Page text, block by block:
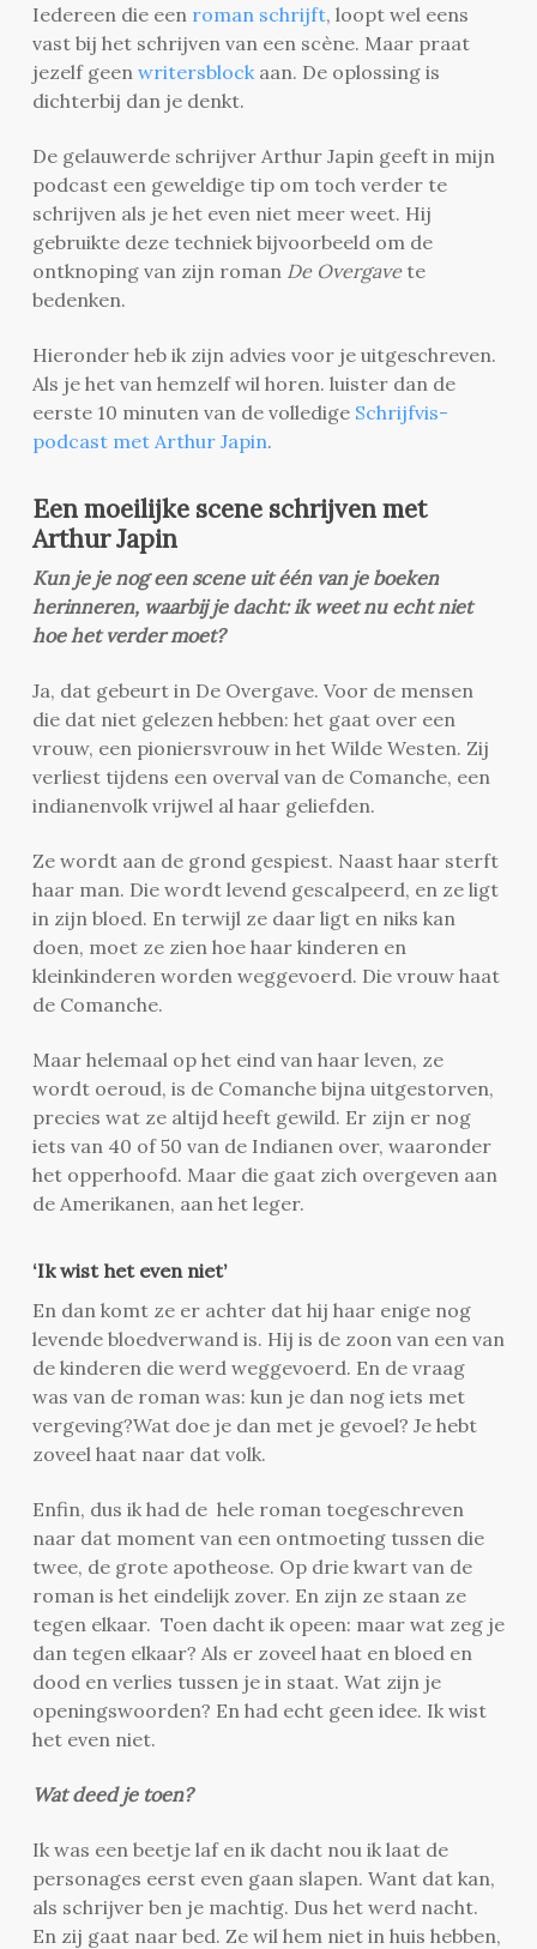
Iedereen die een roman schrijft, loopt wel eens
vast bij het schrijven van een scène. Maar praat
jezelf geen writersblockaan. De oplossing is
dichterbij dan je denkt.
De gelauwerde schrijver Arthur Japin geeft in mijn
podcast een geweldige tip om toch verder te
schrijven als je het even niet meer weet. Hij
gebruikte deze techniek bijvoorbeeld om de
ontknoping van zijn roman De Overgavete
bedenken.
Hieronder heb ik zijn advies voor je uitgeschreven.
Als je het van hemzelf wil horen. luister dan de
eerste 10 minuten van de volledige Schrijfvis-
podcast met Arthur Japin.
Een moeilijke scene schrijven met
Arthur Japin
Kun je je nog een scene uit één van je boeken
herinneren, waarbij je dacht: ik weet nu echt niet
hoe het verder moet?
Ja, dat gebeurt in De Overgave. Voor de mensen
die dat niet gelezen hebben: het gaat over een
vrouw, een pioniersvrouw in het Wilde Westen. Zij
verliest tijdens een overval van de Comanche, een
indianenvolk vrijwel al haar geliefden.
Ze wordt aan de grond gespiest. Naast haar sterft
haar man. Die wordt levend gescalpeerd, en ze ligt
in zijn bloed. En terwijl ze daar ligt en niks kan
doen, moet ze zien hoe haar kinderen en
kleinkinderen worden weggevoerd. Die vrouw haat
de Comanche.
Maar helemaal op het eind van haar leven, ze
wordt oeroud, is de Comanche bijna uitgestorven,
precies wat ze altijd heeft gewild. Er zijn er nog
iets van 40 of 50 van de Indianen over, waaronder
het opperhoofd. Maar die gaat zich overgeven aan
de Amerikanen, aan het leger.
‘Ik wist het even niet’
En dan komt ze er achter dat hij haar enige nog
levende bloedverwand is. Hij is de zoon van een van
de kinderen die werd weggevoerd. En de vraag
was van de roman was: kun je dan nog iets met
vergeving?Wat doe je dan met je gevoel? Je hebt
zoveel haat naar dat volk.
Enfin, dus ik had de hele roman toegeschreven
naar dat moment van een ontmoeting tussen die
twee, de grote apotheose. Op drie kwart van de
roman is het eindelijk zover. En zijn ze staan ze
tegen elkaar. Toen dacht ik opeen: maar wat zeg je
dan tegen elkaar? Als er zoveel haat en bloed en
dood en verlies tussen je in staat. Wat zijn je
openingswoorden? En had echt geen idee. Ik wist
het even niet.
Wat deed je toen?
Ik was een beetje laf en ik dacht nou ik laat de
personages eerst even gaan slapen. Want dat kan,
als schrijver ben je machtig. Dus het werd nacht.
En zij gaat naar bed. Ze wil hem niet in huis hebben,